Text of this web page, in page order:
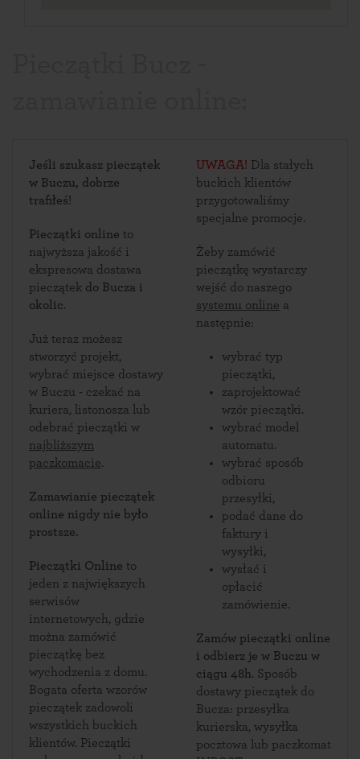
Jeśli szukasz pieczątek
w Buczu, dobrze
trafiłeś!
Pieczątki online to
najwyższa jakość i
ekspresowa dostawa
pieczątek do Bucza i
okolic.
Już teraz możesz
stworzyć projekt,
wybrać miejsce dostawy
w Buczu - czekać na
kuriera, listonosza lub
odebrać pieczątki w
najbliższym
paczkomacie.
Zamawianie pieczątek
online nigdy nie było
prostsze.
Pieczątki Online to
jeden z największych
serwisów
internetowych, gdzie
można zamówić
pieczątkę bez
wychodzenia z domu.
Bogata oferta wzorów
pieczątek zadowoli
wszystkich buckich
klientów. Pieczątki
UWAGA! Dla stałych
buckich klientów
przygotowaliśmy
specjalne promocje.
Żeby zamówić
pieczątkę wystarczy
wejść do naszego
systemu online a
następnie:
wybrać typ
pieczątki,
zaprojektować
wzór pieczątki.
wybrać model
automatu.
wybrać sposób
odbioru
przesyłki,
podać dane do
faktury i
wysyłki,
wysłać i
opłacić
zamówienie.
Zamów pieczątki online
i odbierz je w Buczu w
ciągu 48h. Sposób
dostawy pieczątek do
Bucza: przesyłka
kurierska, wysyłka
pocztowa lub paczkomat